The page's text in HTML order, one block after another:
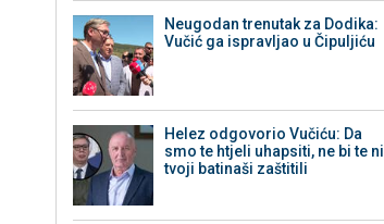
Neugodan trenutak za Dodika:
Vučić ga ispravljao u Čipuljiću
Helez odgovorio Vučiću: Da
smo te htjeli uhapsiti, ne bi te ni
tvoji batinaši zaštitili